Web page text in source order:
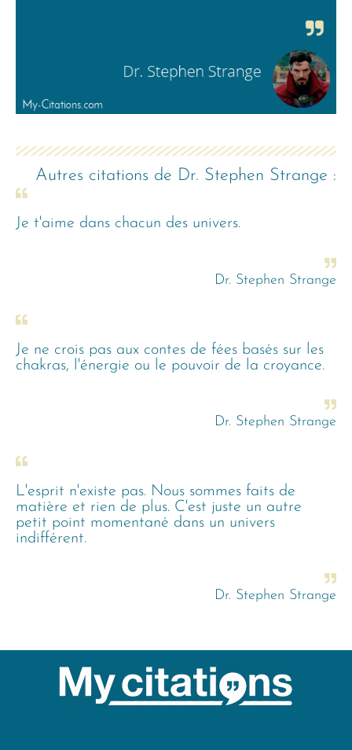
Autres citations de Dr. Stephen Strange :
Je t'aime dans chacun des univers.
Dr. Stephen Strange
Je ne crois pas aux contes de fées basés sur les
chakras, l'énergie ou le pouvoir de la croyance.
Dr. Stephen Strange
L'esprit n'existe pas. Nous sommes faits de
matière et rien de plus. C'est juste un autre
petit point momentané dans un univers
indifférent.
Dr. Stephen Strange